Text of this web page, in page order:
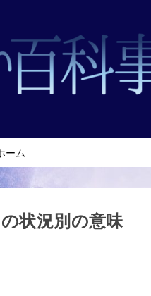
ーム
状況別の意味